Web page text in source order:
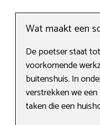
Wat maakt een
De poetser staat
voorkomende
buitenshuis. In
verstrekken we
taken die een